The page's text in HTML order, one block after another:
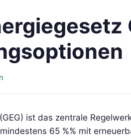
ist das zentrale
65 %% mit